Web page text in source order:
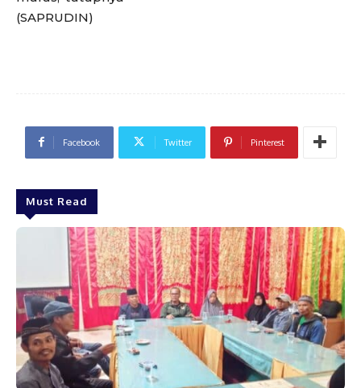
(SAPRUDIN)
Facebook Twitter Pinterest
Must Read